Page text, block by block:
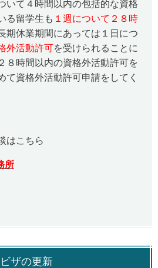
いて４時間以内の包括的な資格
る留学生も １週について２８時
期休業期間にあっては１日につ
外活動許可を受けられることに
８時間以内の資格外活動許可を
て資格外活動許可申請をしてく
はこちら
所
ビザの更新